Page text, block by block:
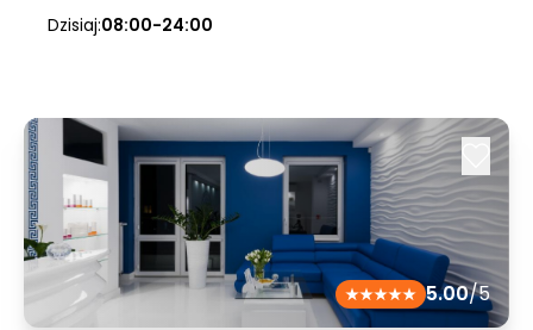
Dzisiaj:08:00-24:00
5.00/5